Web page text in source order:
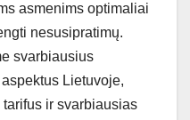
asmenims optimaliai
nesusipratimų.
svarbiausius
Lietuvoje,
ir svarbiausias